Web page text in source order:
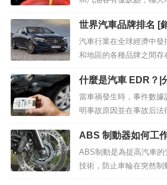
在本文中，我們將仔細
別。我們希望通過查看功
境影響等來説明您確定哪
世界汽車品牌排名 [
汽車行業在全球經濟中
和地區的各種品牌之間
中，我們將根據銷量和
的排名，並瞭解主要品牌
這種方式，我們將瞭解汽
什麼是汽車 EDR？|
當車禍發生時，事件數
明事故原因並在事故后
技術之一。EDR 通過在
據來幫助進行事故分析，
性...
ABS 制動器如何工
麼？
ABS制動是為提高汽車
技術，防止車輪在突然
的可控性。在本文中，